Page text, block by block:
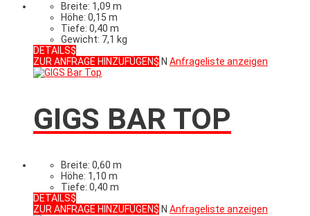
Breite: 1,09 m
Höhe: 0,15 m
Tiefe: 0,40 m
Gewicht: 7,1 kg
DETAILS
ZUR ANFRAGE HINZUFÜGEN
N Anfrageliste anzeigen
GIGS BAR TOP
Breite: 0,60 m
Höhe: 1,10 m
Tiefe: 0,40 m
DETAILS
ZUR ANFRAGE HINZUFÜGEN
N Anfrageliste anzeigen